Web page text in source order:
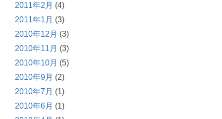
2011年2月 (4)
2011年1月 (3)
2010年12月 (3)
2010年11月 (3)
2010年10月 (5)
2010年9月 (2)
2010年7月 (1)
2010年6月 (1)